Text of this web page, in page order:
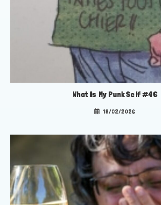
What Is My Punk Self #46
18/02/2026